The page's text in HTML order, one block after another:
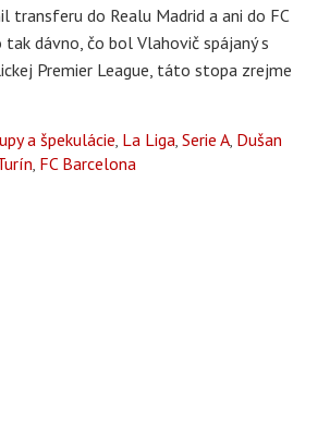
transferu do Realu Madrid a ani do FC
dávno, čo bol Vlahovič spájaný s
Premier League, táto stopa zrejme
a špekulácie La Liga Serie A Dušan
FC Barcelona